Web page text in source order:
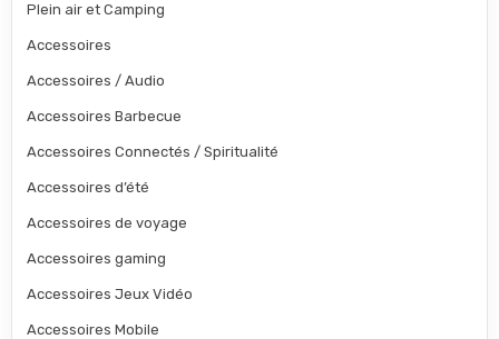
Plein air et Camping
Accessoires
Accessoires / Audio
Accessoires Barbecue
Accessoires Connectés / Spiritualité
Accessoires d’été
Accessoires de voyage
Accessoires gaming
Accessoires Jeux Vidéo
Accessoires Mobile